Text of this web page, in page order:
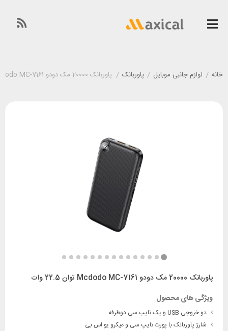
خانه / لوازم جانبی موبایل / پاوربانک / پاوربانک 20000 مک دودو Mcdodo MC-7161 توان 22.5 وات
پاوربانک 20000 مک دودو Mcdodo MC-7161 توان 22.5 وات
ویژگی های محصول
دو خروجی USB و یک تایپ سی دوطرفه
شارژ پاوربانک با پورت تایپ سی و میکرو یو اس بی